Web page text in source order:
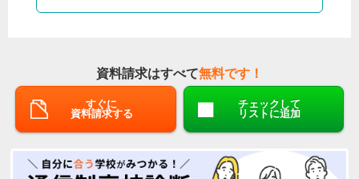
資料請求はすべて無料です！
すぐに
資料請求する
チェックして
リストに追加